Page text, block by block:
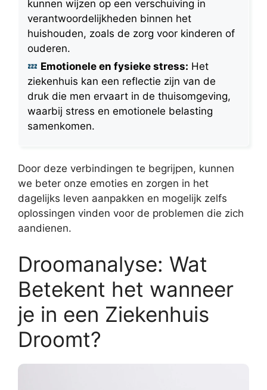
kunnen wijzen op een verschuiving in
verantwoordelijkheden binnen het
huishouden, zoals de zorg voor kinderen of
ouderen.
Emotionele en fysieke stress: Het
ziekenhuis kan een reflectie zijn van de
druk die men ervaart in de thuisomgeving,
waarbij stress en emotionele belasting
samenkomen.
Door deze verbindingen te begrijpen, kunnen
we beter onze emoties en zorgen in het
dagelijks leven aanpakken en mogelijk zelfs
oplossingen vinden voor de problemen die zich
aandienen.
Droomanalyse: Wat
Betekent het wanneer
je in een Ziekenhuis
Droomt?